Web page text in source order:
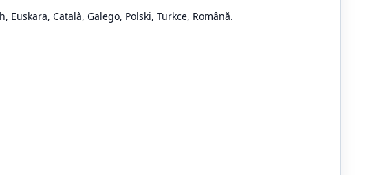
Català, Galego, Polski, Turkce, Română.